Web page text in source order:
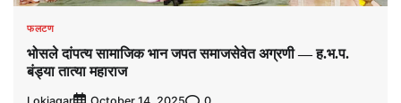
फलटण
भोसले दांपत्य सामाजिक भान जपत समाजसेवेत अग्रणी — ह.भ.प.
बंड्या तात्या महाराज